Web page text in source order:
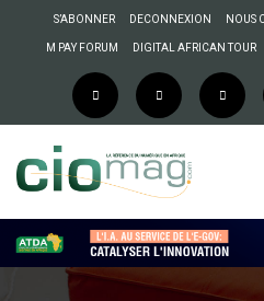
S’ABONNER DECONNEXION NOUS
M PAY FORUM DIGITAL AFRICAN TOUR